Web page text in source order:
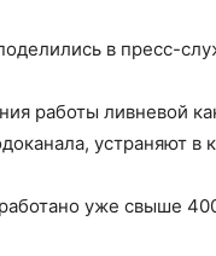
в пресс-
работы ливневой
устраняют в
уже свыше